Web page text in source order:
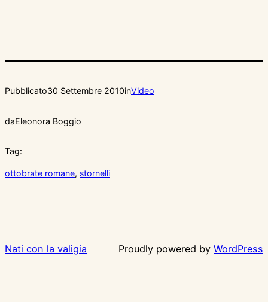
Pubblicato30 Settembre 2010inVideo
daEleonora Boggio
Tag:
ottobrate romane, stornelli
Nati con la valigia Proudly powered by WordPress